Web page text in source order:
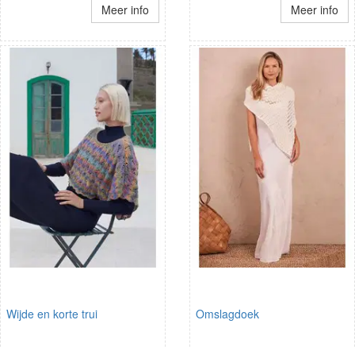
Meer info Meer info
Wijde en korte trui Omslagdoek